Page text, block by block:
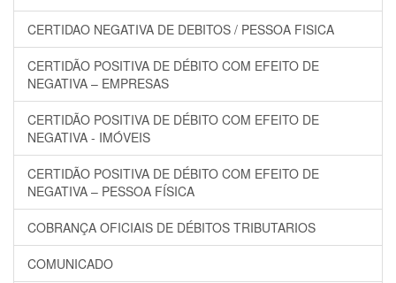
CERTIDAO NEGATIVA DE DEBITOS / PESSOA FISICA
CERTIDÃO POSITIVA DE DÉBITO COM EFEITO DE
NEGATIVA – EMPRESAS
CERTIDÃO POSITIVA DE DÉBITO COM EFEITO DE
NEGATIVA - IMÓVEIS
CERTIDÃO POSITIVA DE DÉBITO COM EFEITO DE
NEGATIVA – PESSOA FÍSICA
COBRANÇA OFICIAIS DE DÉBITOS TRIBUTARIOS
COMUNICADO